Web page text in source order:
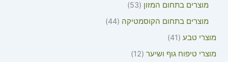
מוצרים בתחום המזון
53
מוצרים בתחום הקוסמטיקה 44
מוצרי טבע
41
מוצרי טיפוח גוף ושיער 12